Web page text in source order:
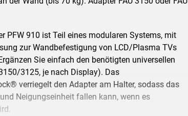
PFW 910 ist Teil eines modularen Systems, mit
zur Wandbefestigung von LCD/Plasma TVs
Sie einfach den benötigten universellen
3125, je nach Display). Das
verriegelt den Adapter am Halter, sodass das
Neigungseinheit fallen kann, wenn es